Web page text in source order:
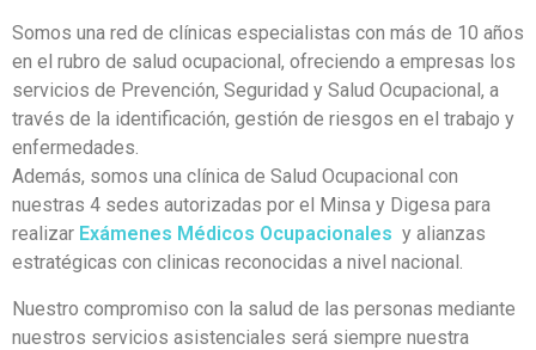
Somos una red de clínicas especialistas con más de 10 años
en el rubro de salud ocupacional, ofreciendo a empresas los
servicios de Prevención, Seguridad y Salud Ocupacional, a
través de la identificación, gestión de riesgos en el trabajo y
enfermedades.
Además, somos una clínica de Salud Ocupacional con
nuestras 4 sedes autorizadas por el Minsa y Digesa para
realizar Exámenes Médicos Ocupacionales y alianzas
estratégicas con clinicas reconocidas a nivel nacional.
Nuestro compromiso con la salud de las personas mediante
nuestros servicios asistenciales será siempre nuestra